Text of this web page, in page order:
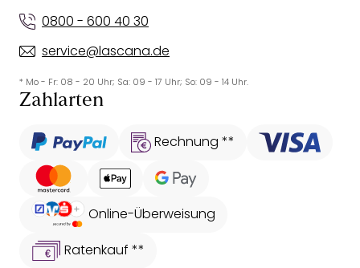
0800 - 600 40 30
service@lascana.de
* Mo - Fr: 08 - 20 Uhr; Sa: 09 - 17 Uhr; So: 09 - 14 Uhr.
Zahlarten
Rechnung **
Online-Überweisung
Ratenkauf **